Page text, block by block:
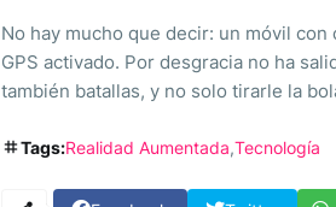
No hay mucho que decir: un móvil
GPS activado. Por desgracia no ha
también batallas, y no solo tirarle la
Tags:Realidad Aumentada Tecnología